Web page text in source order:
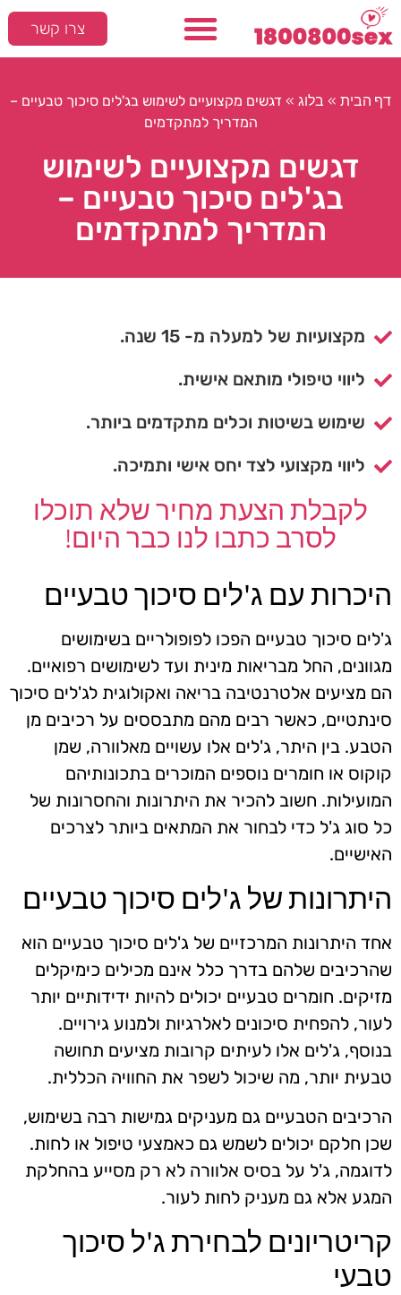
צרו קשר
דף הבית » בלוג » דגשים מקצועיים לשימוש בג'לים סיכוך טבעיים –
המדריך למתקדמים
דגשים מקצועיים לשימוש
בג'לים סיכוך טבעיים –
המדריך למתקדמים
מקצועיות של למעלה מ- 15 שנה.
ליווי טיפולי מותאם אישית.
שימוש בשיטות וכלים מתקדמים ביותר.
ליווי מקצועי לצד יחס אישי ותמיכה.
לקבלת הצעת מחיר שלא תוכלו
לסרב כתבו לנו כבר היום!
היכרות עם ג'לים סיכוך טבעיים
ג'לים סיכוך טבעיים הפכו לפופולריים בשימושים
מגוונים, החל מבריאות מינית ועד לשימושים רפואיים.
הם מציעים אלטרנטיבה בריאה ואקולוגית לג'לים סיכוך
סינתטיים, כאשר רבים מהם מתבססים על רכיבים מן
הטבע. בין היתר, ג'לים אלו עשויים מאלוורה, שמן
קוקוס או חומרים נוספים המוכרים בתכונותיהם
המועילות. חשוב להכיר את היתרונות והחסרונות של
כל סוג ג'ל כדי לבחור את המתאים ביותר לצרכים
האישיים.
היתרונות של ג'לים סיכוך טבעיים
אחד היתרונות המרכזיים של ג'לים סיכוך טבעיים הוא
שהרכיבים שלהם בדרך כלל אינם מכילים כימיקלים
מזיקים. חומרים טבעיים יכולים להיות ידידותיים יותר
לעור, להפחית סיכונים לאלרגיות ולמנוע גירויים.
בנוסף, ג'לים אלו לעיתים קרובות מציעים תחושה
טבעית יותר, מה שיכול לשפר את החוויה הכללית.
הרכיבים הטבעיים גם מעניקים גמישות רבה בשימוש,
שכן חלקם יכולים לשמש גם כאמצעי טיפול או לחות.
לדוגמה, ג'ל על בסיס אלוורה לא רק מסייע בהחלקת
המגע אלא גם מעניק לחות לעור.
קריטריונים לבחירת ג'ל סיכוך
טבעי